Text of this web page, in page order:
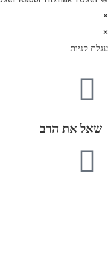
×
×
עגלת קניות
שאל את הרב